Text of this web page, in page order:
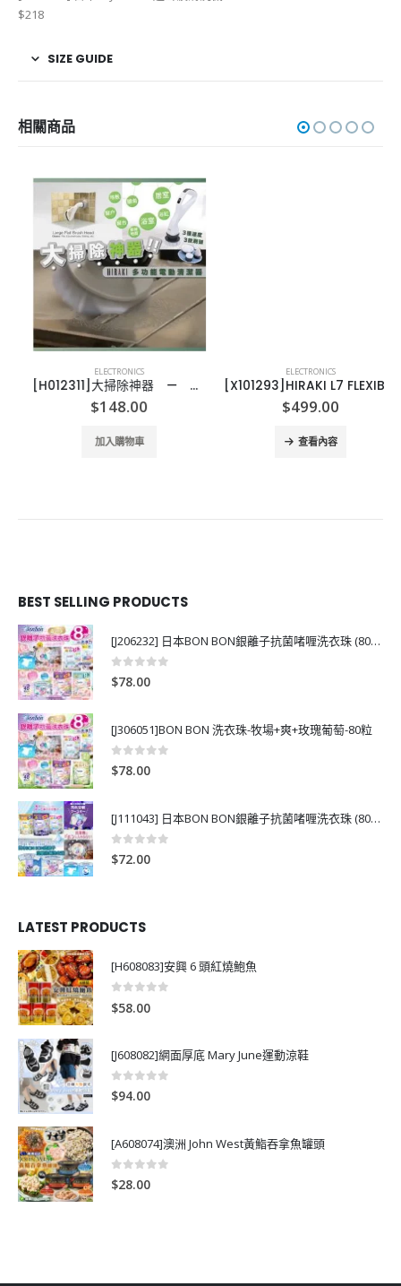
$218
SIZE GUIDE
相關商品
ELECTRONICS
[H012311]大掃除神器 — Hiraki 多功能電動清潔器
148.00
加入購物車
ELECTRONICS
[X101293]HIRAKI L7 FLEXIBLE無線屈伸吸麈機
499.00
查看內容
BEST SELLING PRODUCTS
[J206232] 日本BON BON銀離子抗菌啫喱洗衣珠 (80粒)
0out of 5
$78.00
[J306051]BON BON 洗衣珠-牧場+爽+玫瑰葡萄-80粒
0out of 5
$78.00
[J111043] 日本BON BON銀離子抗菌啫喱洗衣珠 (80粒)
0out of 5
$72.00
LATEST PRODUCTS
[H608083]安興 6 頭紅燒鮑魚
0
$58.00
[J608082]網面厚底 Mary June運動涼鞋
0 out of 5
$94.00
[A608074]澳洲 John West黃鮨吞拿魚罐頭
0 out of 5
$28.00